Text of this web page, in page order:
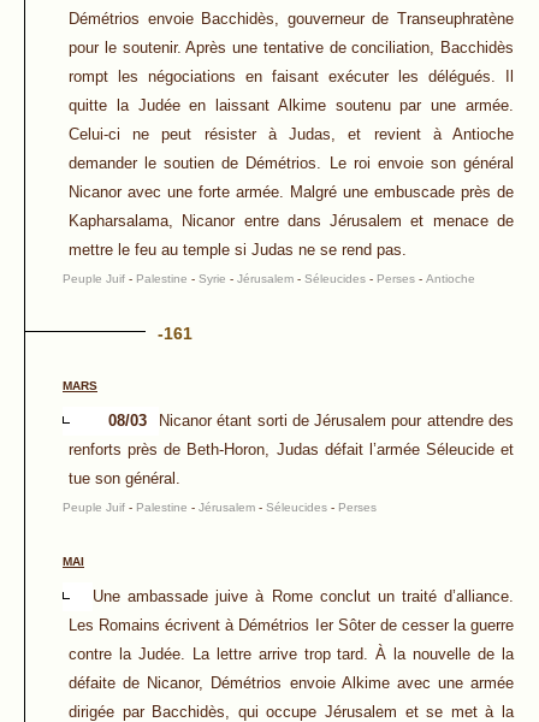
Démétrios envoie Bacchidès, gouverneur de Transeuphratène
pour le soutenir. Après une tentative de conciliation, Bacchidès
rompt les négociations en faisant exécuter les délégués. Il
quitte la Judée en laissant Alkime soutenu par une armée.
Celui-ci ne peut résister à Judas, et revient à Antioche
demander le soutien de Démétrios. Le roi envoie son général
Nicanor avec une forte armée. Malgré une embuscade près de
Kapharsalama, Nicanor entre dans Jérusalem et menace de
mettre le feu au temple si Judas ne se rend pas.
Peuple Juif - Palestine - Syrie - Jérusalem - Séleucides - Perses - Antioche
-161
MARS
08/03
Nicanor étant sorti de Jérusalem pour attendre des
renforts près de Beth-Horon, Judas défait l’armée Séleucide et
tue son général.
Peuple Juif - Palestine - Jérusalem - Séleucides - Perses
MAI
Une ambassade juive à Rome conclut un traité d’alliance.
Les Romains écrivent à Démétrios Ier Sôter de cesser la guerre
contre la Judée. La lettre arrive trop tard. À la nouvelle de la
défaite de Nicanor, Démétrios envoie Alkime avec une armée
dirigée par Bacchidès, qui occupe Jérusalem et se met à la